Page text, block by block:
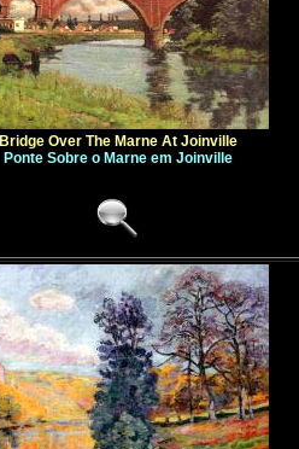
Bridge Over The Marne At Joinville
Ponte Sobre o Marne em Joinville